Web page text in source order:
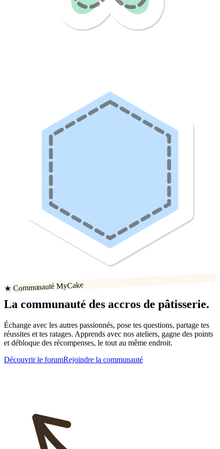
★ Communauté MyCake
La communauté des accros de pâtisserie.
Échange avec les autres passionnés, pose tes questions, partage tes
réussites et tes ratages. Apprends avec nos ateliers, gagne des points
et débloque des récompenses, le tout au même endroit.
Découvrir le forumRejoindre la communauté